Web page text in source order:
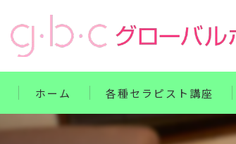
ホーム 各種セラピスト講座